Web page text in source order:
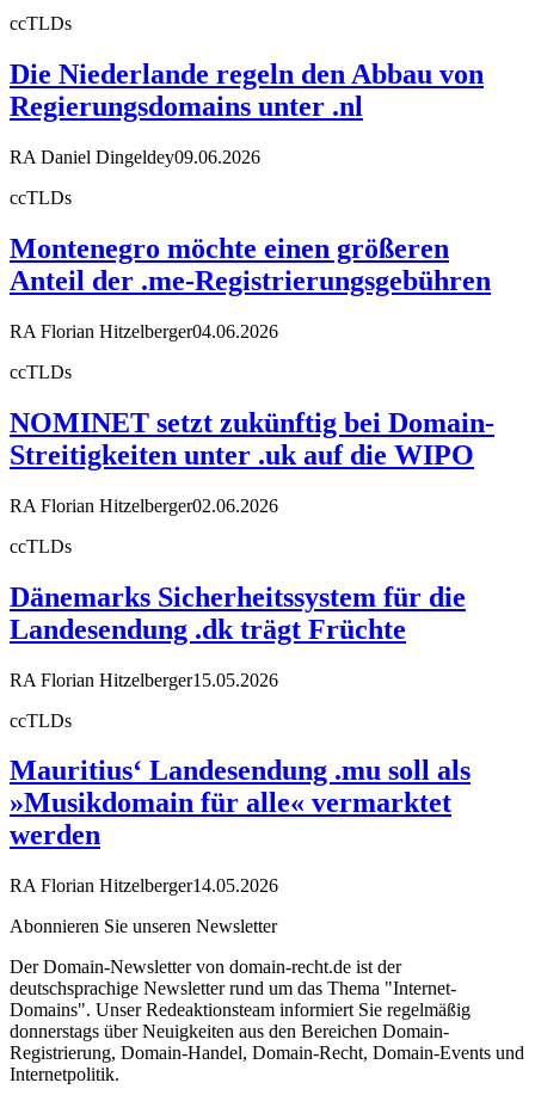
ccTLDs
Die Niederlande regeln den Abbau von
Regierungsdomains unter .nl
RA Daniel Dingeldey09.06.2026
ccTLDs
Montenegro möchte einen größeren
Anteil der .me-Registrierungsgebühren
RA Florian Hitzelberger04.06.2026
ccTLDs
NOMINET setzt zukünftig bei Domain-
Streitigkeiten unter .uk auf die WIPO
RA Florian Hitzelberger02.06.2026
ccTLDs
Dänemarks Sicherheitssystem für die
Landesendung .dk trägt Früchte
RA Florian Hitzelberger15.05.2026
ccTLDs
Mauritius‘ Landesendung .mu soll als
»Musikdomain für alle« vermarktet
werden
RA Florian Hitzelberger14.05.2026
Abonnieren Sie unseren Newsletter
Der Domain-Newsletter von domain-recht.de ist der
deutschsprachige Newsletter rund um das Thema "Internet-
Domains". Unser Redeaktionsteam informiert Sie regelmäßig
donnerstags über Neuigkeiten aus den Bereichen Domain-
Registrierung, Domain-Handel, Domain-Recht, Domain-Events und
Internetpolitik.